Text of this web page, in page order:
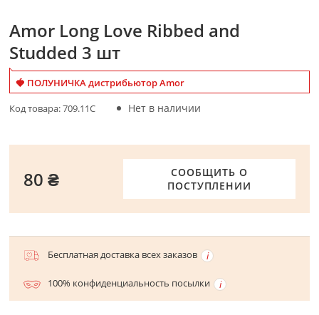
Amor Long Love Ribbed and
Studded 3 шт
🍓 ПОЛУНИЧКА дистрибьютор Amor
Код товара:709.11C Нет в наличии
СООБЩИТЬ О
ПОСТУПЛЕНИИ
80 ₴
Бесплатная доставка всех заказов
100% конфиденциальность посылки